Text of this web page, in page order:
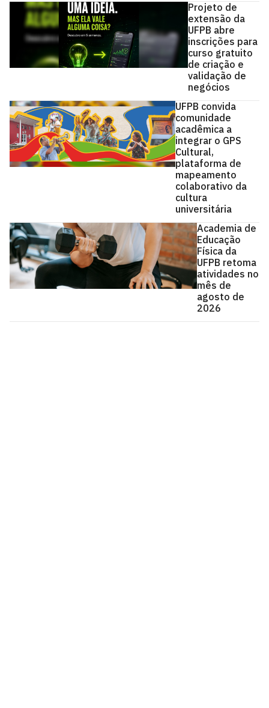
Projeto de
extensão da
UFPB abre
inscrições para
curso gratuito
de criação e
validação de
negócios
UFPB convida
comunidade
acadêmica a
integrar o GPS
Cultural,
plataforma de
mapeamento
colaborativo da
cultura
universitária
Academia de
Educação
Física da
UFPB retoma
atividades no
mês de
agosto de
2026